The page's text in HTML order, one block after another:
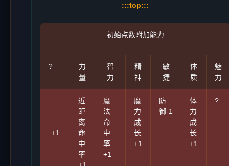
:::top:::
初始点数附加能力
?
力
量
智
力
精
神
敏
捷
体
质
魅
力
+1
近
距
离
命
中
率
魔
法
命
中
率
+1
魔
力
成
长
+1
防
御-1
体
力
成
长
+1
?